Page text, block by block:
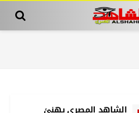
الشاهد المصري يهنئ